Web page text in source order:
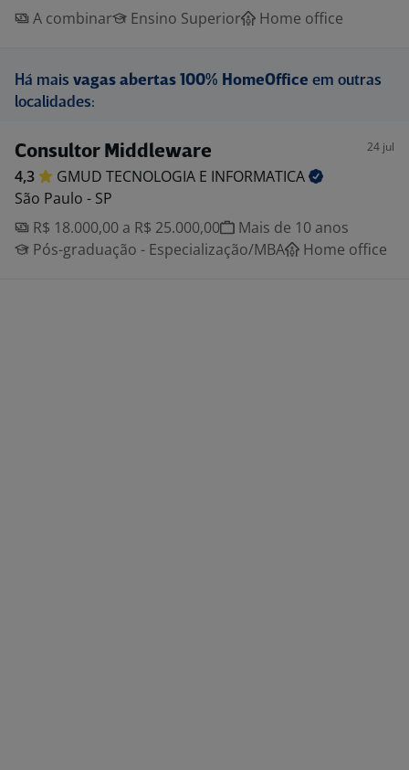
A combinar
Ensino Superior Home office
Há mais vagas abertas 100% HomeOffice em outras
localidades:
Consultor Middleware 24 jul
4,3 GMUD TECNOLOGIA E INFORMATICA
São Paulo - SP
R$ 18.000,00 a R$ 25.000,00
Mais de 10 anos
Pós-graduação - Especialização/MBA
Home office